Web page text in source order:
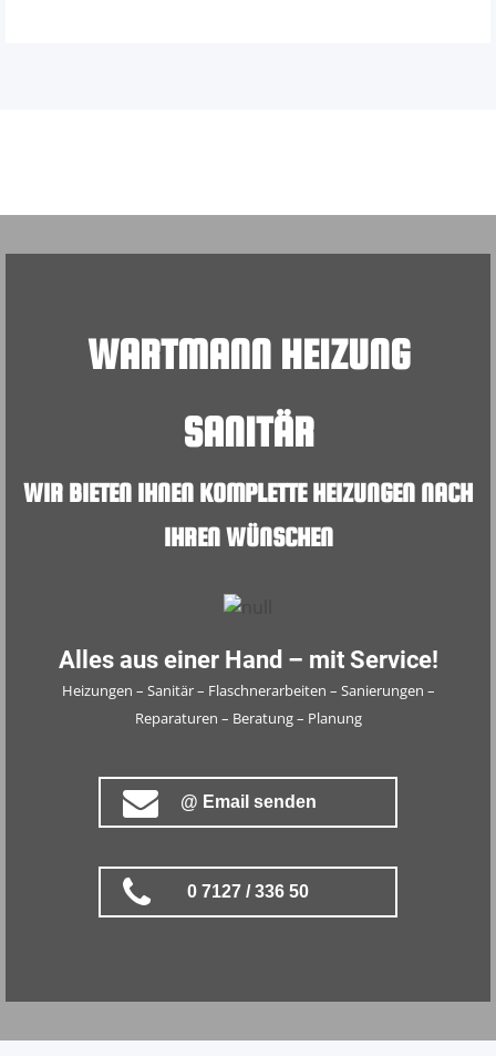
WARTMANN HEIZUNG
SANITÄR
WIR BIETEN IHNEN KOMPLETTE HEIZUNGEN NACH
IHREN WÜNSCHEN
Alles aus einer Hand – mit Service!
Heizungen – Sanitär – Flaschnerarbeiten – Sanierungen –
Reparaturen – Beratung – Planung
@ Email senden
0 7127 / 336 50